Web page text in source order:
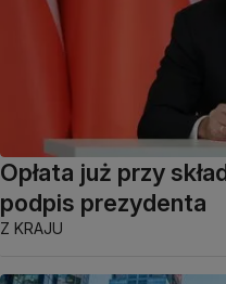
Opłata już przy
podpis prezydenta
Z KRAJU